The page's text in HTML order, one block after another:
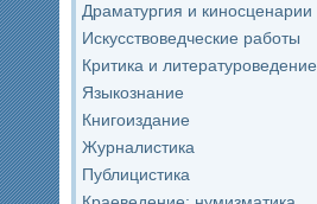
Драматургия и киносценарии
Искусствоведческие работы
Критика и литературоведение
Языкознание
Книгоиздание
Журналистика
Публицистика